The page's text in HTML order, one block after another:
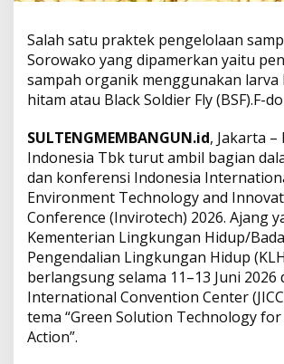
e
r
k
a
d
i
A
a
n
g
L
i
n
g
u
Salah satu praktek pengelolaan
Sorowako yang dipamerkan yaitu
sampah organik menggunakan
hitam atau Black Soldier Fly (BSF).F-
SULTENGMEMBANGUN.id, Jakarta –
Indonesia Tbk turut ambil bagian
dan konferensi Indonesia
Environment Technology and
Conference (Invirotech) 2026. Ajang
Kementerian Lingkungan Hidup/
Pengendalian Lingkungan Hidup
berlangsung selama 11–13 Juni 2026
International Convention Center
tema “Green Solution Technology for
Action”.